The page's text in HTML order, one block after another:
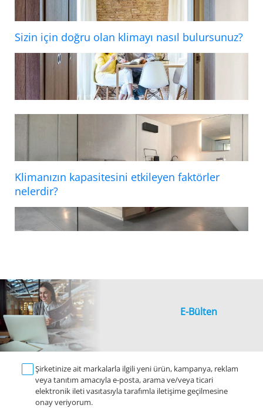
Sizin için doğru olan klimayı nasıl bulursunuz?
Klimanızın kapasitesini etkileyen faktörler
nelerdir?
E-Bülten
Şirketinize ait markalarla ilgili yeni ürün, kampanya, reklam
veya tanıtım amacıyla e-posta, arama ve/veya ticari
elektronik ileti vasıtasıyla tarafımla iletişime geçilmesine
onay veriyorum.